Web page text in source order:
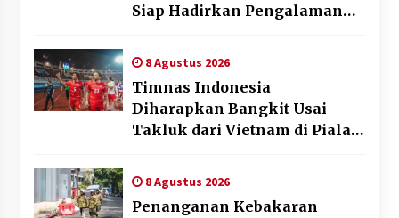
Siap Hadirkan Pengalaman
8 Agustus 2026
Timnas Indonesia
Diharapkan Bangkit Usai
Takluk dari Vietnam di Piala
8 Agustus 2026
Penanganan Kebakaran